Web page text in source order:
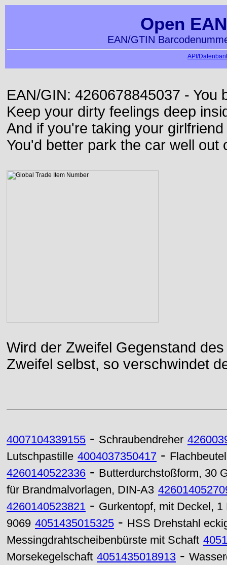
Open
EAN/GTIN
API/
EAN/GIN: 4260678845037 - You
Keep your dirty feelings deep
And if you're taking your
You'd better park the car well out
Wird der Zweifel Gegenstand
Zweifel selbst, so verschwindet
4007104339155 - Schraubendreher
Lutschpastille 4004037350417 - Flachbeutel
4260140522336 - Butterdurchstoßform, 30
für Brandmalvorlagen, DIN-A3
4260140523821 - Gurkentopf, mit Deckel, 1
9069 4051435015325 - HSS Drehstahl
Messingdrahtscheibenbürste mit Schaft
Morsekegelschaft 4051435018913 -